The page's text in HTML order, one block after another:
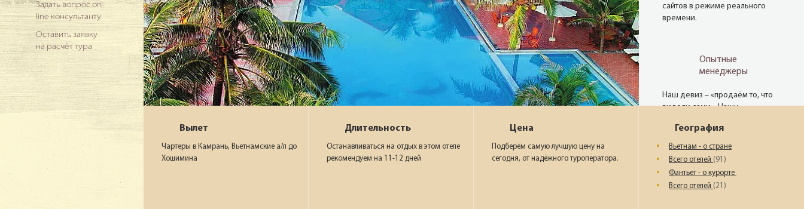
Задать вопрос on-
line консультанту
Оставить заявку
на расчёт тура
сайтов в режиме реального
времени.
Опытные
менеджеры
Наш девиз – «продаём то, что
видели сами». Наши
регулярные инспекции отелей,
посещают семинары и
рекламные туры.
Вылет
Чартеры в Камрань, Вьетнамские а/л до
Хошимина
Длительность
Останавливаться на отдых в этом отеле
рекомендуем на 11-12 дней
Цена
Подберём самую лучшую цену на
сегодня, от надёжного туроператора.
География
Вьетнам - о стране
Всего отелей (91)
Фантьет - о курорте
Всего отелей (21)